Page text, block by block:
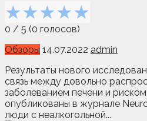
★★★★★
0 / 5 (0 голосов)
Обзоры 14.07.2022 admin
Результаты нового
связь между довольно
заболеванием печени и
опубликованы в журнале
люди с неалкогольной...